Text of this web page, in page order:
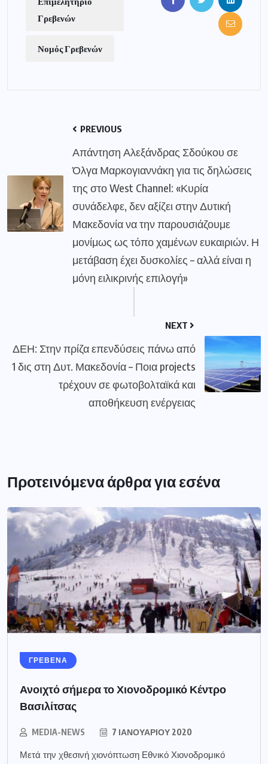
Γρεβενών
Νομός Γρεβενών
PREVIOUS
Απάντηση Αλεξάνδρας Σδούκου σε
Όλγα Μαρκογιαννάκη για τις δηλώσεις
της στο West Channel: «Κυρία
συνάδελφε, δεν αξίζει στην Δυτική
Μακεδονία να την παρουσιάζουμε
μονίμως ως τόπο χαμένων ευκαιριών. Η
μετάβαση έχει δυσκολίες – αλλά είναι η
μόνη ειλικρινής επιλογή»
NEXT
ΔΕΗ: Στην πρίζα επενδύσεις πάνω από
1 δις στη Δυτ. Μακεδονία – Ποια projects
τρέχουν σε φωτοβολταϊκά και
αποθήκευση ενέργειας
Προτεινόμενα άρθρα για εσένα
ΓΡΕΒΕΝΑ
Ανοιχτό σήμερα το Χιονοδρομικό Κέντρο
Βασιλίτσας
MEDIA-NEWS 7 ΙΑΝΟΥΑΡΊΟΥ 2020
Μετά την χθεσινή χιονόπτωση Εθνικό Χιονοδρομικό